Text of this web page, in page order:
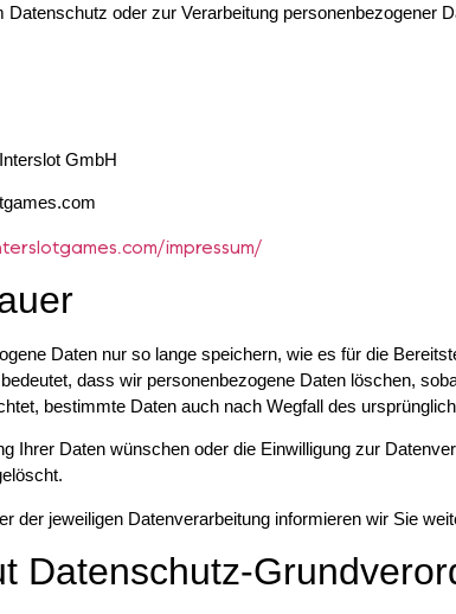
Datenschutz oder zur Verarbeitung personenbezogener
GmbH
impressum/
Daten nur so lange speichern, wie es für die
dass wir personenbezogene Daten löschen,
bestimmte Daten auch nach Wegfall des
Ihrer Daten wünschen oder die Einwilligung zur
der jeweiligen Datenverarbeitung informieren wir Sie
Datenschutz-